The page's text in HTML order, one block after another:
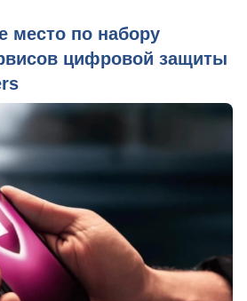
место по набору
цифровой защиты